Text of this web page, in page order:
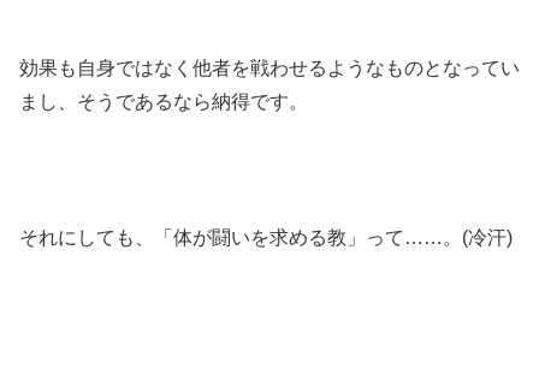
効果も自身ではなく他者を戦わせるようなものとなってい
まし、そうであるなら納得です。
それにしても、「体が闘いを求める教」って……。(冷汗)